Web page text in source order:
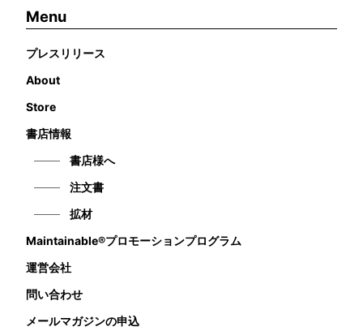
Menu
プレスリリース
About
Store
書店情報
書店様へ
注文書
拡材
Maintainable®プロモーションプログラム
運営会社
問い合わせ
メールマガジンの申込